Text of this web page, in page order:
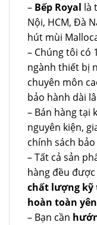
– Bếp Royal là
Nội, HCM, Đà
hút mùi
– Chúng tôi có
ngành thiết bị
chuyên môn
bảo hành dài
– Bán hàng tại
nguyên kiện,
chính sách
– Tất cả sản
hàng đều được
chất lượng kỹ
hoàn toàn
– Bạn cần